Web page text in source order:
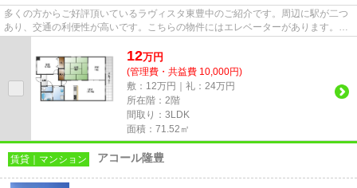
多くの方からご好評頂いているラヴィスタ東豊中のご紹介です。周辺に駅が二つ
あり、交通の利便性が高いです。こちらの物件にはエレベーターがあります。こ
12万円
(管理費・共益費 10,000円)
敷：12万円｜礼：24万円
所在階：2階
間取り：3LDK
面積：71.52㎡
賃貸｜マンション アコール隆豊